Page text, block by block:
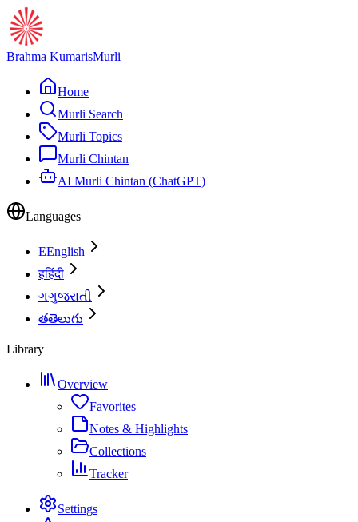
Brahma KumarisMurli
Home
Murli Search
Murli Topics
Murli Chintan
AI Murli Chintan (ChatGPT)
Languages
EEnglish
हहिंदी
ગગુજરાતી
తతెలుగు
Library
Overview
Favorites
Notes & Highlights
Collections
Tracker
Settings